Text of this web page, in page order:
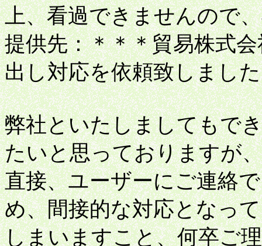
上、看過できませんので
提供先：＊＊＊貿易株式
出し対応を依頼致しまし
弊社といたしましてもで
たいと思っておりますが
直接、ユーザーにご連絡
め、間接的な対応となって
しまいますこと、何卒ご